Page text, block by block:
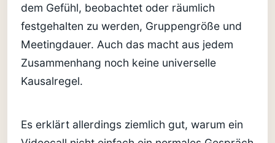
dem Gefühl, beobachtet oder räumlich
festgehalten zu werden, Gruppengröße und
Meetingdauer. Auch das macht aus jedem
Zusammenhang noch keine universelle
Kausalregel.
Es erklärt allerdings ziemlich gut, warum ein